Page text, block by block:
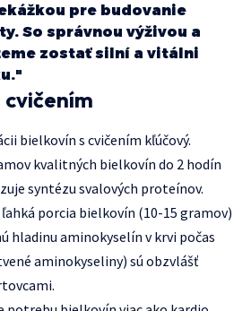
pre budovanie
So správnou výživou a
zostať silní a vitálni
cvičením
bielkovín s cvičením kľúčový.
kvalitných bielkovín do 2 hodín
syntézu svalových proteínov.
porcia bielkovín (10-15 gramov)
hladinu aminokyselín v krvi počas
aminokyseliny) sú obzvlášť